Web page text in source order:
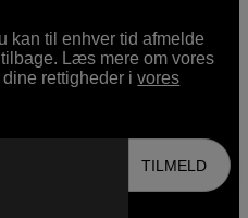
kan til enhver tid afmelde
Læs mere om vores
dine rettigheder ivores
TILMELD